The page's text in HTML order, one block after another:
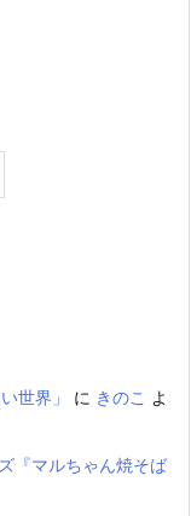
世界」
に きのこ よ
『マルちゃん焼そば